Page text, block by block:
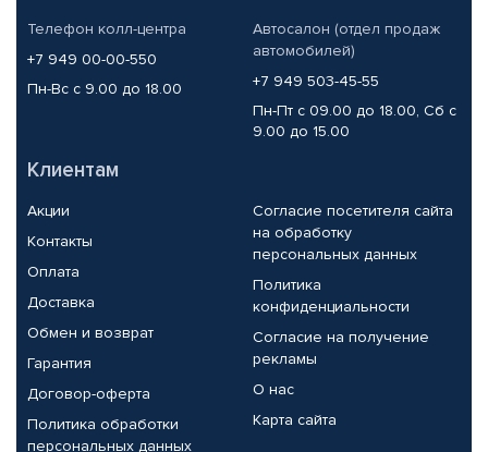
Телефон колл-центра
+7 949 00-00-550
Пн-Вс с 9.00 до 18.00
Автосалон (отдел продаж
автомобилей)
+7 949 503-45-55
Пн-Пт с 09.00 до 18.00, Сб с
9.00 до 15.00
Клиентам
Акции
Контакты
Оплата
Доставка
Обмен и возврат
Гарантия
Договор-оферта
Политика обработки
персональных данных
Согласие посетителя сайта
на обработку
персональных данных
Политика
конфиденциальности
Согласие на получение
рекламы
О нас
Карта сайта